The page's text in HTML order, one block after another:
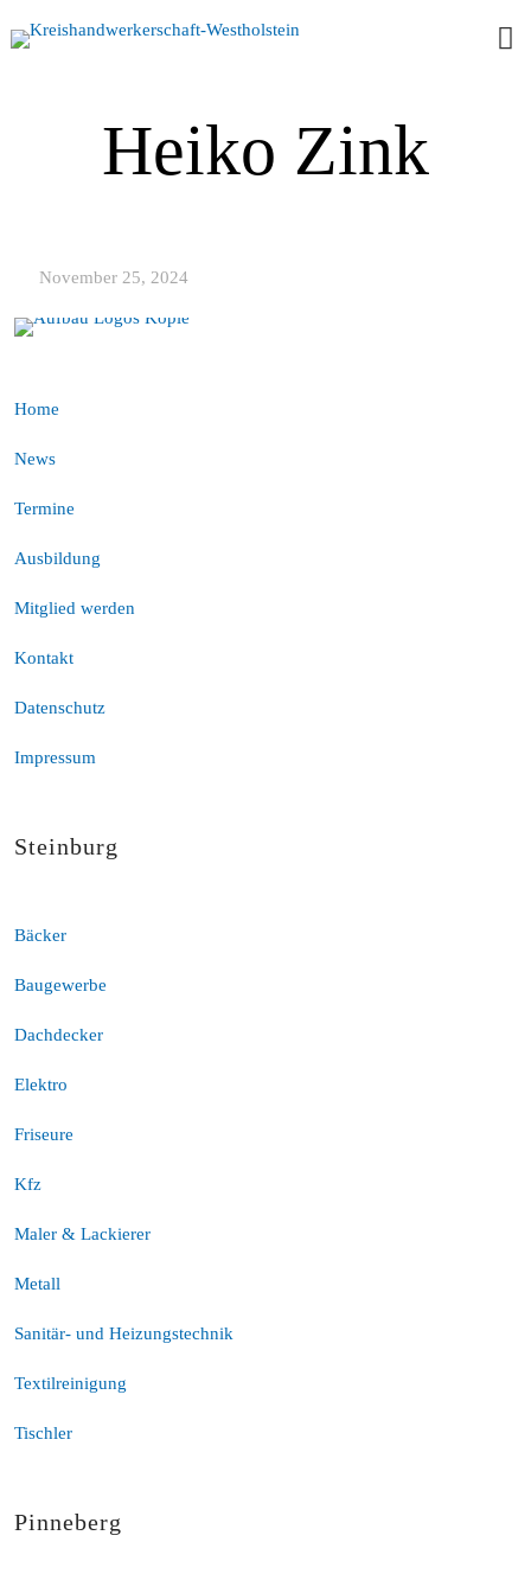
Heiko Zink
November 25, 2024
Home
News
Termine
Ausbildung
Mitglied werden
Kontakt
Datenschutz
Impressum
Steinburg
Bäcker
Baugewerbe
Dachdecker
Elektro
Friseure
Kfz
Maler & Lackierer
Metall
Sanitär- und Heizungstechnik
Textilreinigung
Tischler
Pinneberg